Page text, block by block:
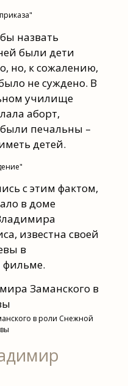
назвать
были дети
но, к сожалению,
не суждено. В
училище
аборт,
были печальны –
детей.
с этим фактом,
в доме
известна своей
в
в роли Снежной